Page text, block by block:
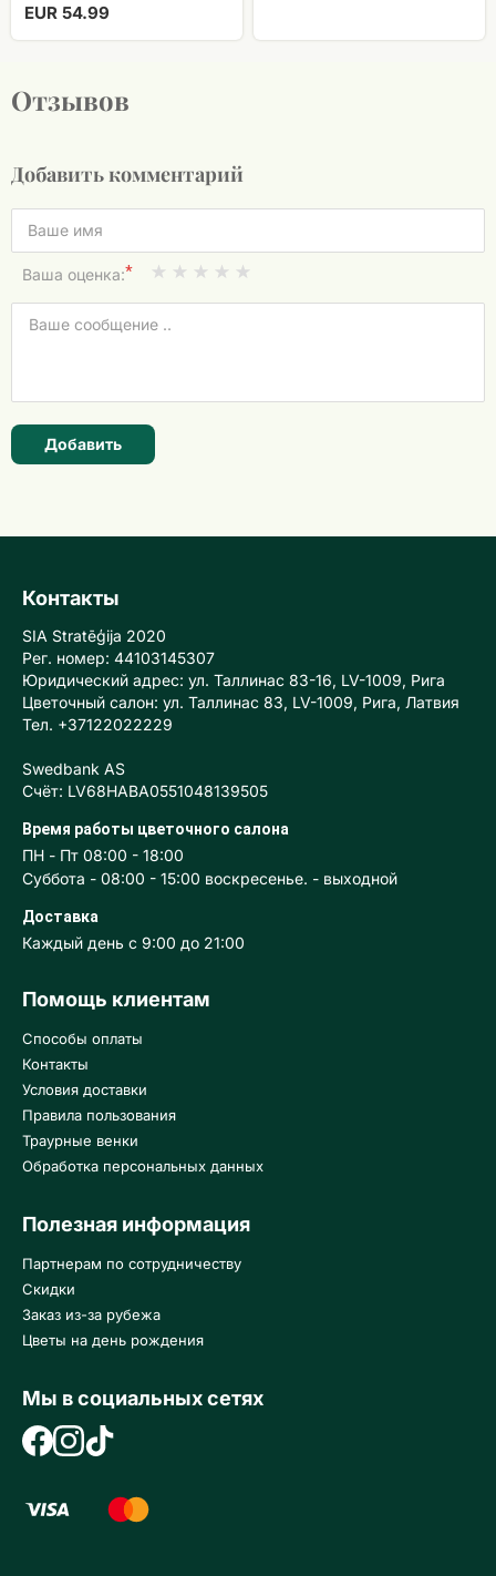
EUR 54.99
Отзывов
Добавить комментарий
Ваша оценка:*
Добавить
Контакты
SIA Stratēģija 2020
Рег. номер: 44103145307
Юридический адрес: ул. Таллинас 83-16, LV-1009, Рига
Цветочный салон: ул. Таллинас 83, LV-1009, Рига, Латвия
Тел. +37122022229
Swedbank AS
Счёт: LV68HABA0551048139505
Время работы цветочного салона
ПН - Пт 08:00 - 18:00
Суббота - 08:00 - 15:00 воскресенье. - выходной
Доставка
Каждый день с 9:00 до 21:00
Помощь клиентам
Способы оплаты
Контакты
Условия доставки
Правила пользования
Траурные венки
Обработка персональных данных
Полезная информация
Партнерам по сотрудничеству
Скидки
Заказ из-за рубежа
Цветы на день рождения
Мы в социальных сетях